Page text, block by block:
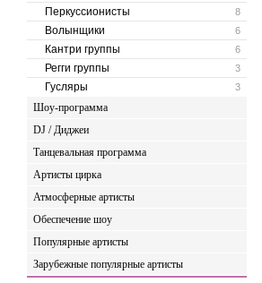
8
Перкуссионисты
6
Волынщики
6
Кантри группы
3
Регги группы
3
Гусляры
Шоу-программа
DJ / Диджеи
Танцевальная программа
Артисты цирка
Атмосферные артисты
Обеспечение шоу
Популярные артисты
Зарубежные популярные артисты